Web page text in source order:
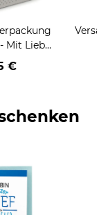
Mit Liebe
€